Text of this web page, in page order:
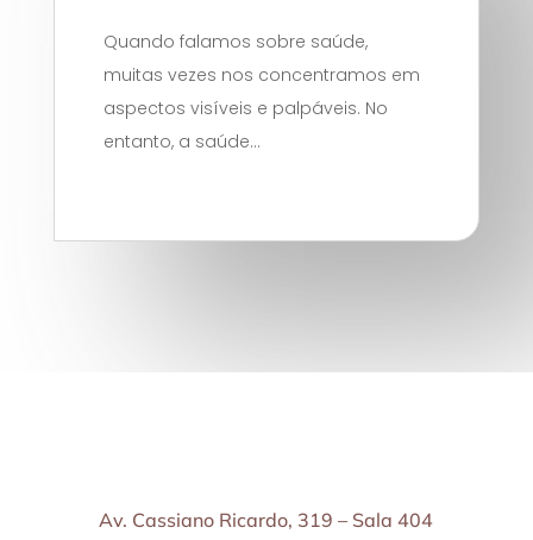
Quando falamos sobre saúde,
muitas vezes nos concentramos em
aspectos visíveis e palpáveis. No
entanto, a saúde...
Av. Cassiano Ricardo, 319 – Sala 404